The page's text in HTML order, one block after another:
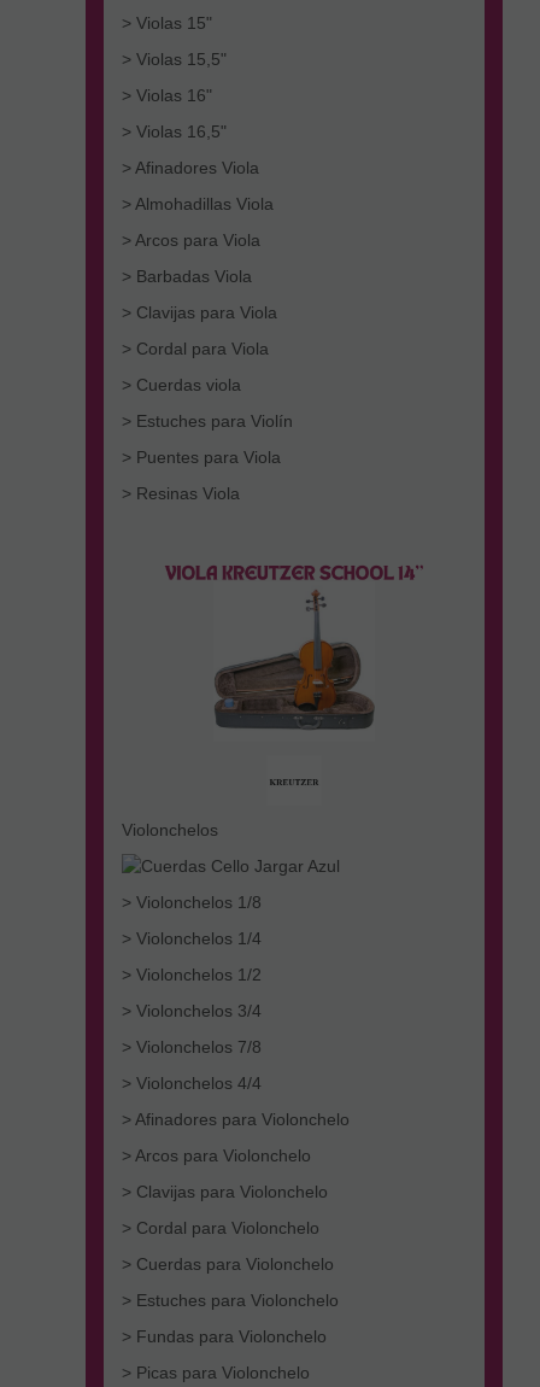
> Violas 15"
> Violas 15,5"
> Violas 16"
> Violas 16,5"
> Afinadores Viola
> Almohadillas Viola
> Arcos para Viola
> Barbadas Viola
> Clavijas para Viola
> Cordal para Viola
> Cuerdas viola
> Estuches para Violín
> Puentes para Viola
> Resinas Viola
Violonchelos
> Violonchelos 1/8
> Violonchelos 1/4
> Violonchelos 1/2
> Violonchelos 3/4
> Violonchelos 7/8
> Violonchelos 4/4
> Afinadores para Violonchelo
> Arcos para Violonchelo
> Clavijas para Violonchelo
> Cordal para Violonchelo
> Cuerdas para Violonchelo
> Estuches para Violonchelo
> Fundas para Violonchelo
> Picas para Violonchelo